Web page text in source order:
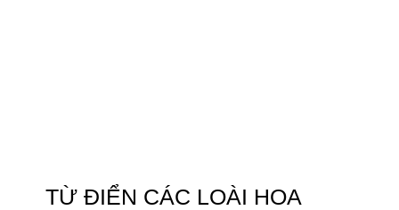
TỪ ĐIỂN CÁC LOÀI HOA